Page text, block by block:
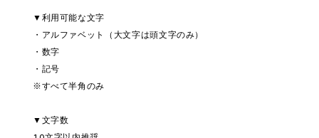
▼利用可能な文字
・アルファベット（大文字は頭文字のみ）
・数字
・記号
※すべて半角のみ
▼文字数